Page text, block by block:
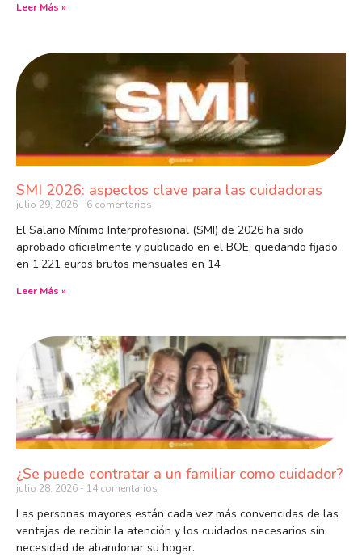
Leer Más »
SMI 2026: aspectos clave para las cuidadoras
julio 29, 2026 6 comentarios
El Salario Mínimo Interprofesional (SMI) de 2026 ha sido
aprobado oficialmente y publicado en el BOE, quedando fijado
en 1.221 euros brutos mensuales en 14
Leer Más »
¿Se puede contratar a un familiar como cuidador?
julio 28, 2026 14 comentarios
Las personas mayores están cada vez más convencidas de las
ventajas de recibir la atención y los cuidados necesarios sin
necesidad de abandonar su hogar.